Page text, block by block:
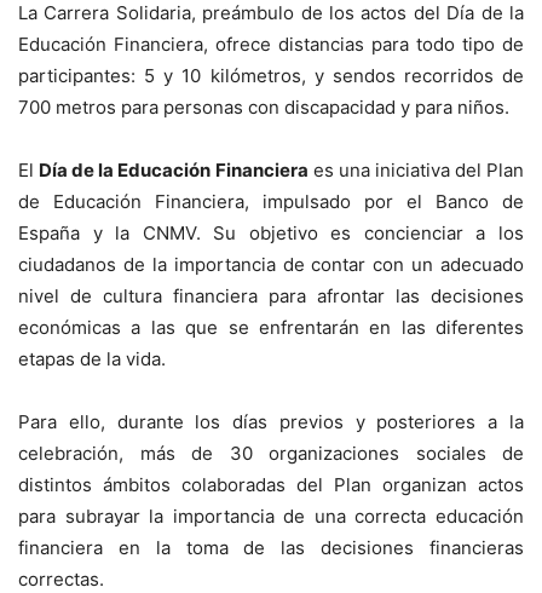
La Carrera Solidaria, preámbulo de los actos del Día de la
Educación Financiera, ofrece distancias para todo tipo de
participantes: 5 y 10 kilómetros, y sendos recorridos de
700 metros para personas con discapacidad y para niños.
El Día de la Educación Financiera es una iniciativa del Plan
de Educación Financiera, impulsado por el Banco de
España y la CNMV. Su objetivo es concienciar a los
ciudadanos de la importancia de contar con un adecuado
nivel de cultura financiera para afrontar las decisiones
económicas a las que se enfrentarán en las diferentes
etapas de la vida.
Para ello, durante los días previos y posteriores a la
celebración, más de 30 organizaciones sociales de
distintos ámbitos colaboradas del Plan organizan actos
para subrayar la importancia de una correcta educación
financiera en la toma de las decisiones financieras
correctas.